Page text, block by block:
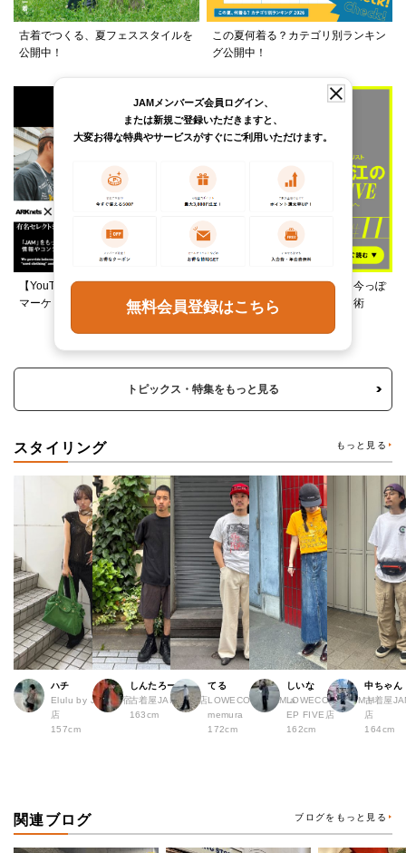
古着でつくる、夏フェススタイルを
公開中！
この夏何着る？カテゴリ別ランキン
グ公開中！
【YouTube】ARKnetsコラボ！028
マーケットで本気ショッピング
柄ワンピースは夏の切り札、今っぽ
く着るレイヤード＆ミックス術
トピックス・特集をもっと見る
スタイリング もっと見る
ハチ
Elulu by JAM 原宿
店
157cm
しんたろー
古着屋JAM 仙台店
163cm
てる
LOWECO by JAM a
memura
172cm
しいな
LOWECO by JAM H
EP FIVE店
162cm
中ちゃん
古着屋
店
164cm
関連ブログ ブログをもっと見る
JAMメンバーズ会員ログイン、
または新規ご登録いただきますと、
大変お得な特典やサービスがすぐにご利用いただけます。
無料会員登録はこちら